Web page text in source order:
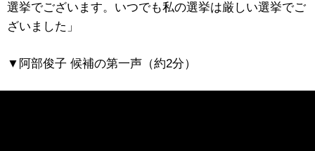
選挙でございます。いつでも私の選挙は厳しい選挙でご
ざいました」
▼阿部俊子 候補の第一声（約2分）